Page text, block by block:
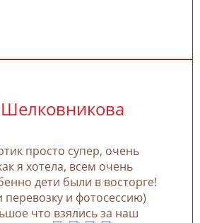
просто супер, очень
я хотела, всем очень
дети были в восторге!
перевозку и фотосессию)
что взялись за наш